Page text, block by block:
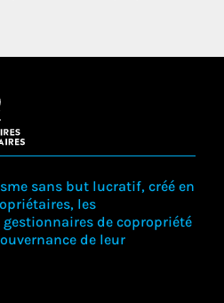
sans but lucratif, créé en
les
de copropriété
de leur